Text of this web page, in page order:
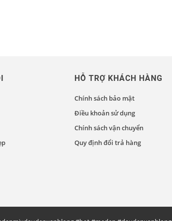
HỖ TRỢ KHÁCH HÀNG
Chính sách bảo mật
Điều khoản sử dụng
Chính sách vận chuyển
Quy định đổi trả hàng